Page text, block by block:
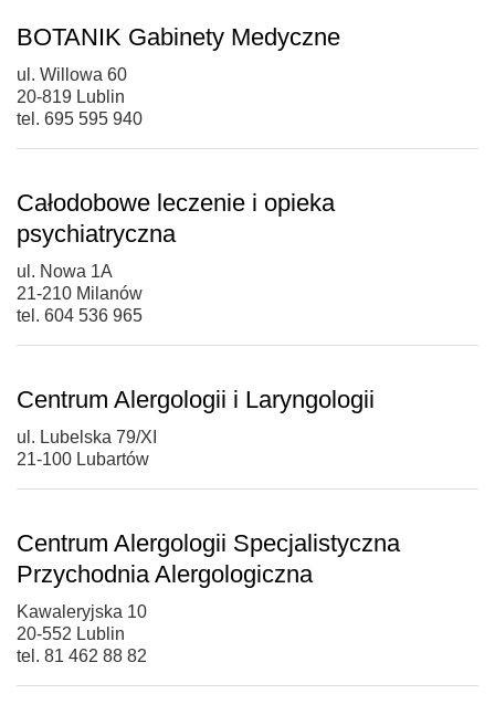
BOTANIK Gabinety Medyczne
ul. Willowa 60
20-819 Lublin
tel. 695 595 940
Całodobowe leczenie i opieka
psychiatryczna
ul. Nowa 1A
21-210 Milanów
tel. 604 536 965
Centrum Alergologii i Laryngologii
ul. Lubelska 79/XI
21-100 Lubartów
Centrum Alergologii Specjalistyczna
Przychodnia Alergologiczna
Kawaleryjska 10
20-552 Lublin
tel. 81 462 88 82